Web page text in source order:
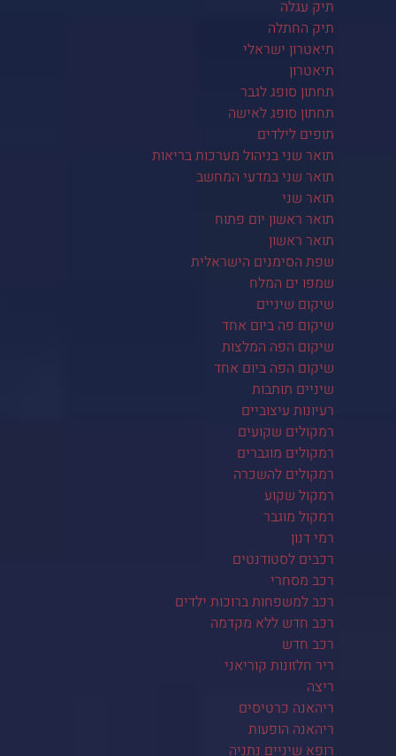
תיק עגלה
תיק החתלה
תיאטרון ישראלי
תיאטרון
תחתון סופג לגבר
תחתון סופג לאישה
תופים לילדים
תואר שני בניהול מערכות בריאות
תואר שני במדעי המחשב
תואר שני
תואר ראשון יום פתוח
תואר ראשון
שפת הסימנים הישראלית
שמפו ים המלח
שיקום שיניים
שיקום פה ביום אחד
שיקום הפה המלצות
שיקום הפה ביום אחד
שיניים תותבות
רעיונות עיצוביים
רמקולים שקועים
רמקולים מוגברים
רמקולים להשכרה
רמקול שקוע
רמקול מוגבר
רמי דנון
רכבים לסטודנטים
רכב מסחרי
רכב למשפחות ברוכות ילדים
רכב חדש ללא מקדמה
רכב חדש
ריר חלזונות קוריאני
ריצה
ריהאנה כרטיסים
ריהאנה הופעות
רופא שיניים נתניה